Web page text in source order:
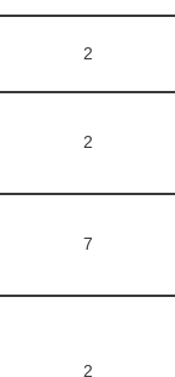
2
2
7
2